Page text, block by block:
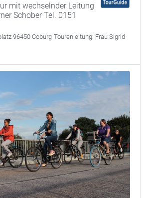
mit wechselnder Leitung
Schober Tel. 0151
96450 Coburg Tourenleitung: Frau Sigrid